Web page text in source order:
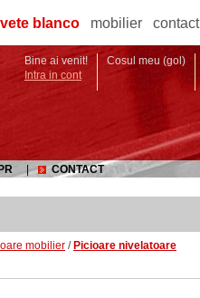
blanco mobilier contact
Bine ai venit!
Intra in cont
Cosul meu (gol)
CONTACT
mobilier / Picioare nivelatoare